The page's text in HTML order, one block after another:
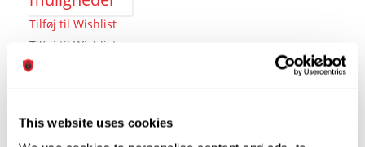
This website uses cookies
kan
vælges
Tilføj til Wishlist
Tilføj til Wishlist
64TI/40 Hængelås (3